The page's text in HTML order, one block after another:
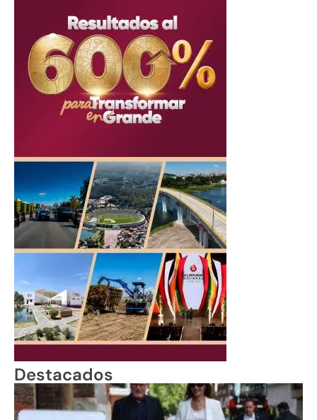
Destacados